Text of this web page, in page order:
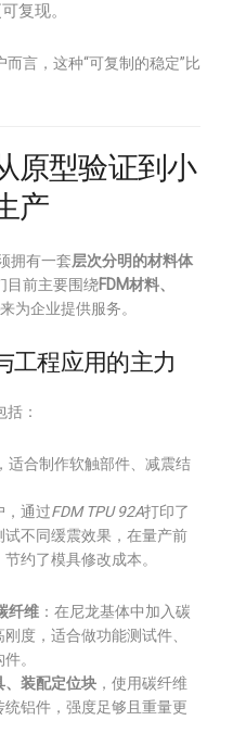
复现。
言，这种“可复制的稳定”比
原型验证到小
产
拥有一套层次分明的材料体
目前主要围绕FDM材料、
来为企业提供服务。
工程应用的主力
：
适合制作软触部件、减震结
，通过FDM TPU 92A打印了
不同缓震效果，在量产前
约了模具修改成本。
纤维 ：在尼龙基体中加入碳
度，适合做功能测试件、
。
、装配定位块 ，使用碳纤维
铝件，强度足够且重量更